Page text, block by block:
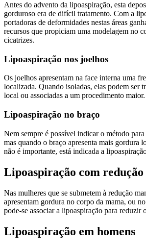
Antes do advento da lipoaspiração, esta
gorduroso era de difícil tratamento. Com a
portadoras de deformidades nestas áreas
recursos que propiciam uma modelagem no
cicatrizes.
Lipoaspiração nos joelhos
Os joelhos apresentam na face interna uma
localizada. Quando isoladas, elas podem ser
local ou associadas a um procedimento maior.
Lipoaspiração no braço
Nem sempre é possível indicar o método para
mas quando o braço apresenta mais gordura
não é importante, está indicada a
Lipoaspiração com redução
Nas mulheres que se submetem à redução
apresentam gordura no corpo da mama, ou
pode-se associar a lipoaspiração para reduzir
Lipoaspiração em homens